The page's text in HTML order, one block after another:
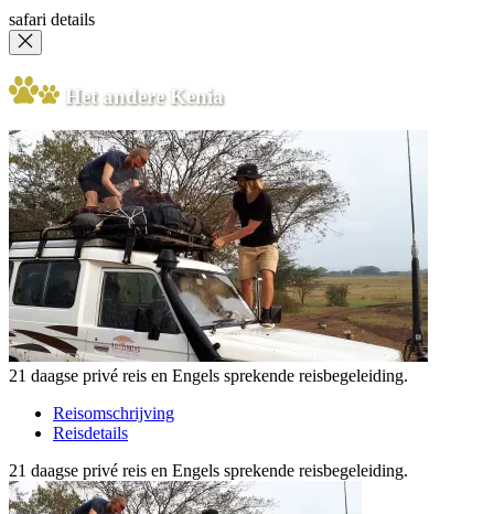
safari details
Het andere Kenia
21 daagse privé reis en Engels sprekende reisbegeleiding.
Reisomschrijving
Reisdetails
21 daagse privé reis en Engels sprekende reisbegeleiding.